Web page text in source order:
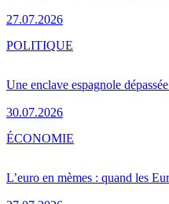
27.07.2026
Une enclave espagnole
30.07.2026
POLITIQUE
L’euro en mèmes : quand les
ÉCONOMIE